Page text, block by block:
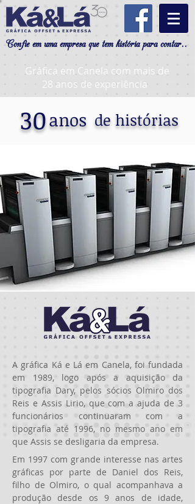
Confie em uma empresa que tem história para contar..
Em 1997 com grande interesse nas artes
gráficas por parte de Daniel dos Reis,
filho de Olmiro, o qual acompanhava a
produção desde os 9 anos de idade,
30 de histórias
anos
A gráfica Ká e Lá em Canela, foi fundada
em 1989, logo após a aquisição da
tipografia Dary, pelos sócios Olmiro dos
Reis e Assis Lirio, que com a ajuda de 3
funcionários continuaram com a
tipografia até 1996, no mesmo ano em
que Assis se desligaria da empresa.
Gráfica em Canela com mais de
28 anos de experiência